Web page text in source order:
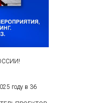
году в 36